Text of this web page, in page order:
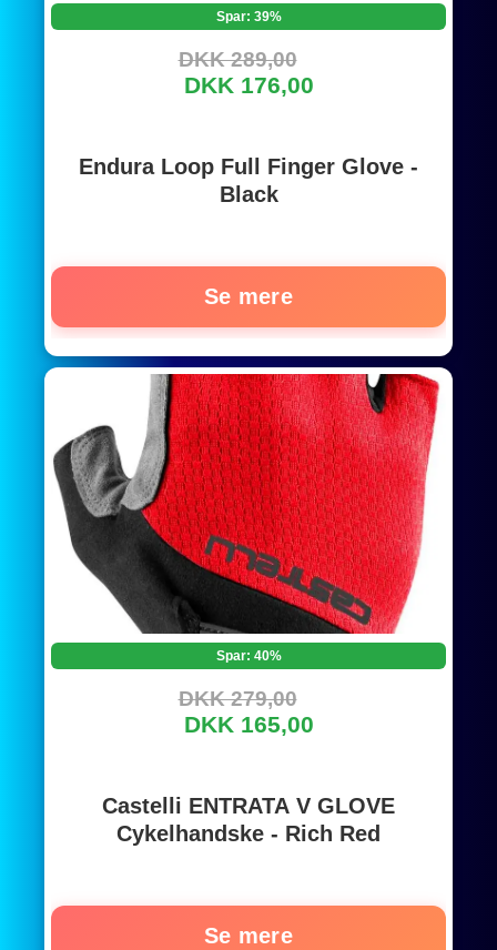
Spar: 39%
DKK 289,00
DKK 176,00
Endura Loop Full Finger Glove -
Black
Se mere
Spar: 40%
DKK 279,00
DKK 165,00
Castelli ENTRATA V GLOVE
Cykelhandske - Rich Red
Se mere